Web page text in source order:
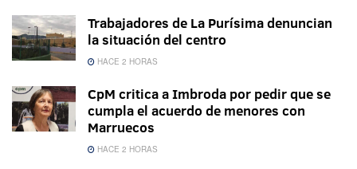
Trabajadores de La Purísima denuncian
la situación del centro
HACE 2 HORAS
CpM critica a Imbroda por pedir que se
cumpla el acuerdo de menores con
Marruecos
HACE 2 HORAS